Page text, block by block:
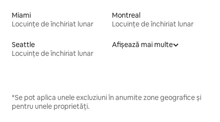
Miami
Locuințe de închiriat lunar
Montreal
Locuințe de închiriat lunar
Seattle
Locuințe de închiriat lunar
Afișează mai multe
*Se pot aplica unele excluziuni în anumite zone geografice și
pentru unele proprietăți.